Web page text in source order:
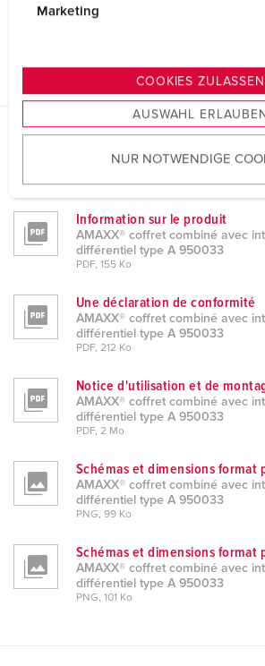
s
u
w
h
l
Marketing
COOKIES ZULASSEN
AUSWAHL ERLAUBEN
NUR NOTWENDIGE
Fiches techniques & téléchargements
AMAXX® coffret combiné avec
type A 950033
Information sur le produit
AMAXX® coffret combiné avec
différentiel type A 950033
PDF, 155 Ko
Une déclaration de conformité
AMAXX® coffret combiné avec
différentiel type A 950033
PDF, 212 Ko
Notice d'utilisation et de
AMAXX® coffret combiné avec
différentiel type A 950033
PDF, 2 Mo
Schémas et dimensions format
AMAXX® coffret combiné avec
différentiel type A 950033
PNG, 99 Ko
Schémas et dimensions format
AMAXX® coffret combiné avec
différentiel type A 950033
PNG, 101 Ko